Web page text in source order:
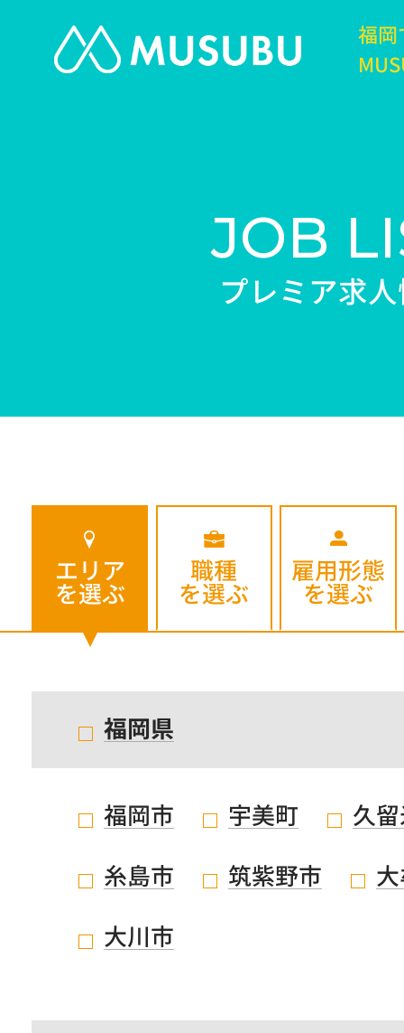
福岡
JOB
プレミア求
エリア
を選ぶ
職種
を選ぶ
雇用形態
を選ぶ
福岡県
福岡市 宇美町
久
糸島市
筑紫野市
大川市